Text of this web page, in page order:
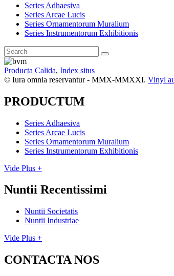
Series Adhaesiva
Series Arcae Lucis
Series Ornamentorum Muralium
Series Instrumentorum Exhibitionis
Producta Calida, Index situs
© Iura omnia reservantur - MMX-MMXXI. Vinyl
PRODUCTUM
Series Adhaesiva
Series Arcae Lucis
Series Ornamentorum Muralium
Series Instrumentorum Exhibitionis
Vide Plus +
Nuntii Recentissimi
Nuntii Societatis
Nuntii Industriae
Vide Plus +
CONTACTA NOS